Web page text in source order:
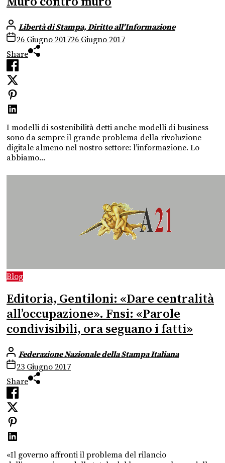
Libertà di Stampa, Diritto all'Informazione
26 Giugno 201726 Giugno 2017
Share
I modelli di sostenibilità detti anche modelli di business
sono da sempre il grande problema della rivoluzione
digitale almeno nel nostro settore: l’informazione. Lo
abbiamo...
Blog
Editoria, Gentiloni: «Dare centralità
all’occupazione». Fnsi: «Parole
condivisibili, ora seguano i fatti»
Federazione Nazionale della Stampa Italiana
23 Giugno 2017
Share
«Il governo affronti il problema del rilancio